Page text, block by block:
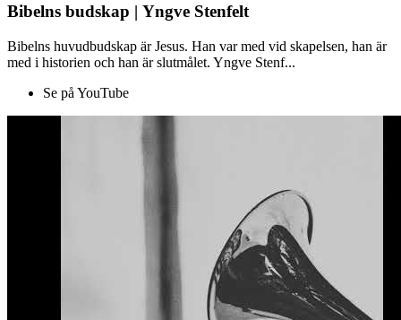
Bibelns budskap | Yngve Stenfelt
Bibelns huvudbudskap är Jesus. Han var med vid skapelsen, han är
med i historien och han är slutmålet. Yngve Stenf...
Se på YouTube